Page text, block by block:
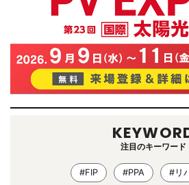
注目のキーワード
#FIP #PPA #リ